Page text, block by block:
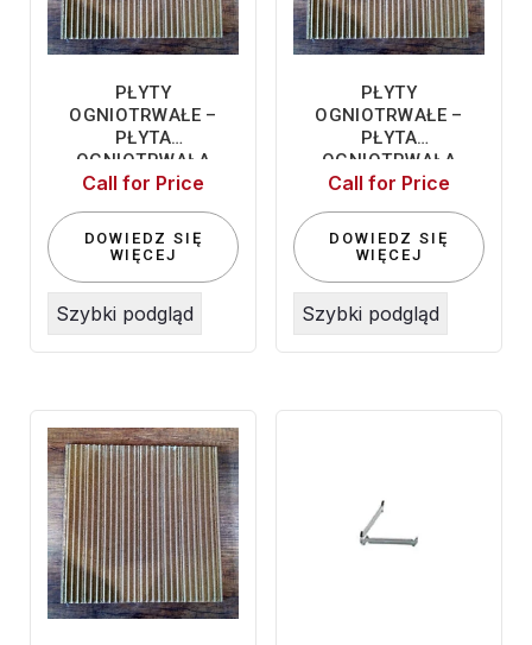
PŁYTY
OGNIOTRWAŁE –
PŁYTA
OGNIOTRWAŁA
500*650*17 K300
Call for Price
DOWIEDZ SIĘ
WIĘCEJ
Szybki podgląd
PŁYTY
OGNIOTRWAŁE –
PŁYTA
OGNIOTRWAŁA
450X450X14
Call for Price
DOWIEDZ SIĘ
WIĘCEJ
Szybki podgląd